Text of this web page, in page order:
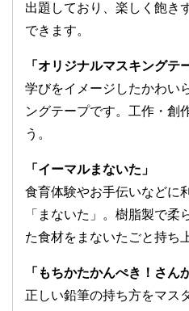
出題しており、楽しく飽き
できます。
「オリジナルマスキングテ
学びをイメージしたかわい
ングテープです。工作・創
う。
「イーマルまないた」
食育体験やお手伝いなどに
「まないた」。樹脂製で柔
た食材をまないたごと持ち
「もちかたかんぺき！さん
正しい鉛筆の持ち方をマス